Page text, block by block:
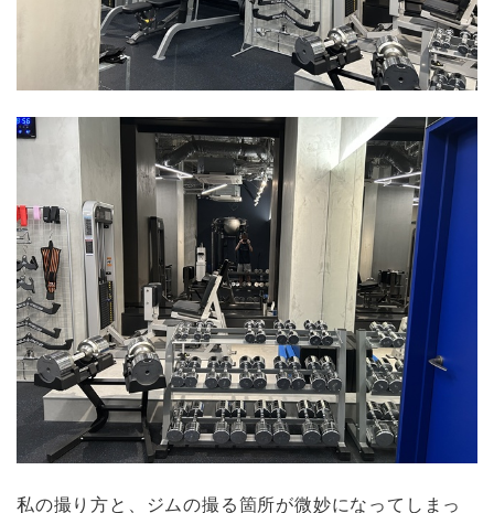
私の撮り方と、ジムの撮る箇所が微妙になってしまっ